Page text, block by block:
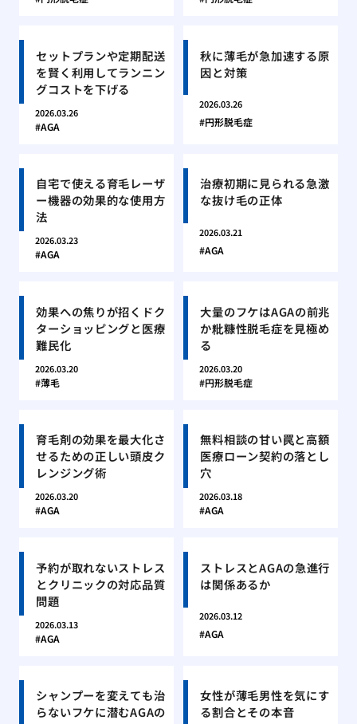
セットプランや定期配送
を賢く利用してランニン
グコストを下げる
2026.03.26
AGA
秋に薄毛が急加速する原
因と対策
2026.03.26
円形脱毛症
自宅で使える育毛レーザ
ー機器の効果的な使用方
法
2026.03.23
AGA
治療初期に見られる急激
な抜け毛の正体
2026.03.21
AGA
効果への焦りが招くドク
ターショッピングと医療
難民化
2026.03.20
薄毛
大量のフケはAGAの前兆
か粃糠性脱毛症を見極め
る
2026.03.20
円形脱毛症
育毛剤の効果を最大化さ
せるための正しい頭皮ク
レンジング術
2026.03.20
AGA
無料相談の甘い罠と高額
医療ローン契約の落とし
穴
2026.03.18
AGA
予約が取れないストレス
とクリニックの対応品質
問題
2026.03.13
AGA
ストレスとAGAの急進行
は関係あるか
2026.03.12
AGA
シャンプーを変えても治
らないフケに潜むAGAの
女性が薄毛男性を気にす
る割合とその本音